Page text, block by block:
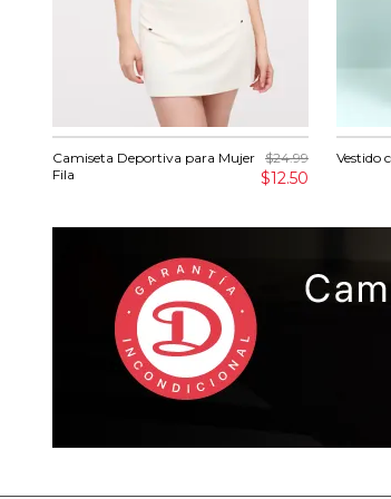
Camiseta Deportiva para Mujer
Fila
$24.99
$12.50
Vestido